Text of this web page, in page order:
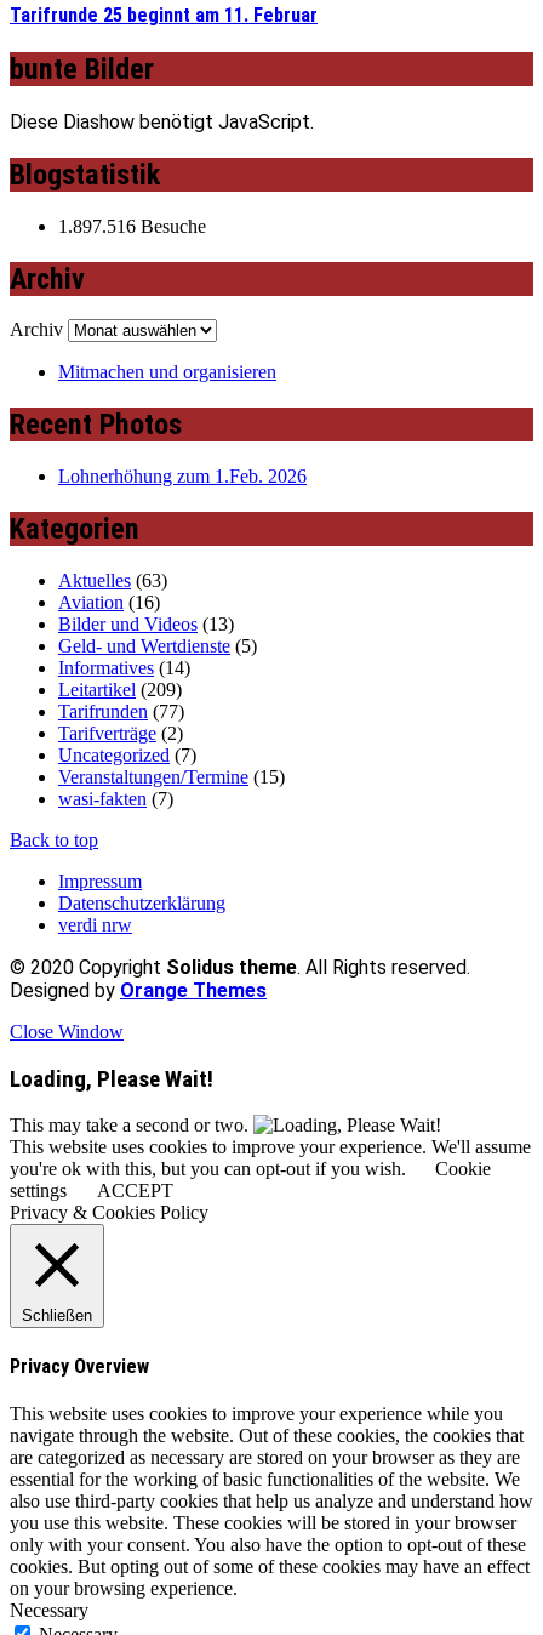
Tarifrunde 25 beginnt am 11. Februar
bunte Bilder
Diese Diashow benötigt JavaScript.
Blogstatistik
1.897.516 Besuche
Archiv
Archiv
Mitmachen und organisieren
Recent Photos
Lohnerhöhung zum 1.Feb. 2026
Kategorien
Aktuelles (63)
Aviation (16)
Bilder und Videos (13)
Geld- und Wertdienste (5)
Informatives (14)
Leitartikel (209)
Tarifrunden (77)
Tarifverträge (2)
Uncategorized (7)
Veranstaltungen/Termine (15)
wasi-fakten (7)
Back to top
Impressum
Datenschutzerklärung
verdi nrw
© 2020 Copyright Solidus theme. All Rights reserved.
Designed by Orange Themes
Close Window
Loading, Please Wait!
This may take a second or two.
This website uses cookies to improve your experience. We'll assume
you're ok with this, but you can opt-out if you wish.
Cookie
settings
ACCEPT
Privacy & Cookies Policy
Schließen
Privacy Overview
This website uses cookies to improve your experience while you
navigate through the website. Out of these cookies, the cookies that
are categorized as necessary are stored on your browser as they are
essential for the working of basic functionalities of the website. We
also use third-party cookies that help us analyze and understand how
you use this website. These cookies will be stored in your browser
only with your consent. You also have the option to opt-out of these
cookies. But opting out of some of these cookies may have an effect
on your browsing experience.
Necessary